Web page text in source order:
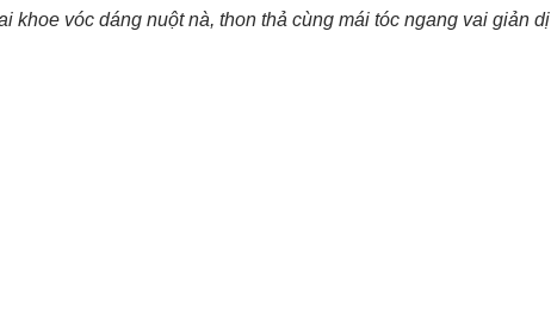
khoe vóc dáng nuột nà, thon thả cùng mái tóc ngang vai giản dị